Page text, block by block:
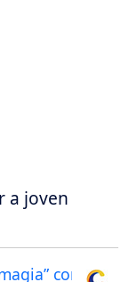
a joven